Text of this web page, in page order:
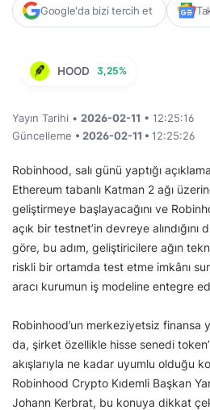
Google'da bizi tercih et
HOOD 3,25%
Yayın Tarihi • 2026-02-11 • 12:25:16
Güncelleme • 2026-02-11 • 12:25:26
Robinhood, salı günü yaptığı
Ethereum tabanlı Katman 2 ağı
geliştirmeye başlayacağını ve
açık bir testnet’in devreye alındığını
göre, bu adım, geliştiricilere ağın
riskli bir ortamda test etme imkânı
aracı kurumun iş modeline entegre
Robinhood’un merkeziyetsiz finansa
da, şirket özellikle hisse senedi
akışlarıyla ne kadar uyumlu olduğu
Robinhood Crypto Kıdemli Başkan
Johann Kerbrat, bu konuya dikkat